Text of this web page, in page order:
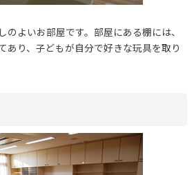
よいお部屋です。部屋にある棚には、
あり、子どもが自分で好きな玩具を取り